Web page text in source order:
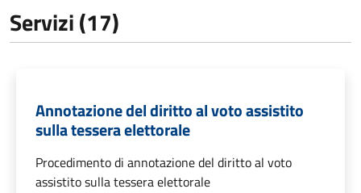
Servizi (17)
Annotazione del diritto al voto assistito
sulla tessera elettorale
Procedimento di annotazione del diritto al voto
assistito sulla tessera elettorale